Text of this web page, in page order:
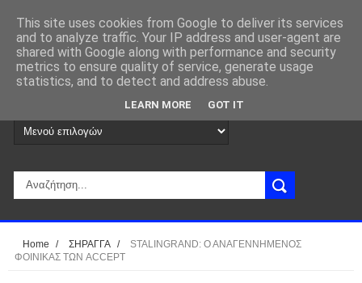
Home / ΣΗΡΑΓΓΑ /
STALINGRAND: Ο ΑΝΑΓΕΝΝΗΜΕΝΟΣ
ΦΟΙΝΙΚΑΣ ΤΩΝ ACCEPT
This site uses cookies from Google to deliver its services
and to analyze traffic. Your IP address and user-agent are
shared with Google along with performance and security
metrics to ensure quality of service, generate usage
statistics, and to detect and address abuse.
LEARN MORE GOT IT